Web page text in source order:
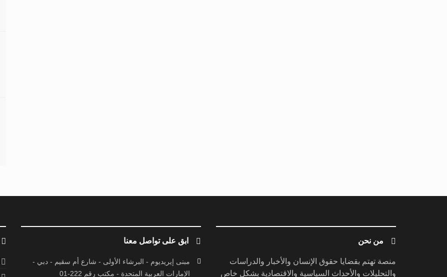
من نحن
منصة تهتم بقضايا حقوق الإنسان والأخبار والدراسات
والتحليلات والأحداث السياسية والاقتصادية بشكل خاص
ابق على تواصل معنا
مبنى إيريديوم - البرشاء الأولى - شارع أم سقيم - دبي -
الإمارات العربية المتحدة - مكتب رقم 222-01